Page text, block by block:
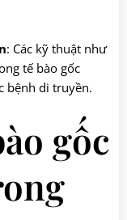
: Các kỹ thuật như
tế bào gốc
bệnh di truyền.
gốc